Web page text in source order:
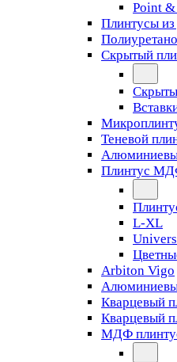
Point
Плинтусы
Скрытый
Теневой
Плинтус
L-XL
Arbiton Vigo
Кварцевый
Кварцевый
МДФ